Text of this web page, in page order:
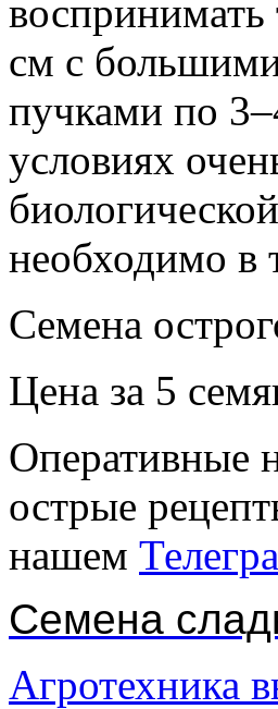
воспринимать
см с
пучками по
условиях
необходимо в
Семена
Цена за 5
Оперативные
острые
нашем
Семена
Агротехника